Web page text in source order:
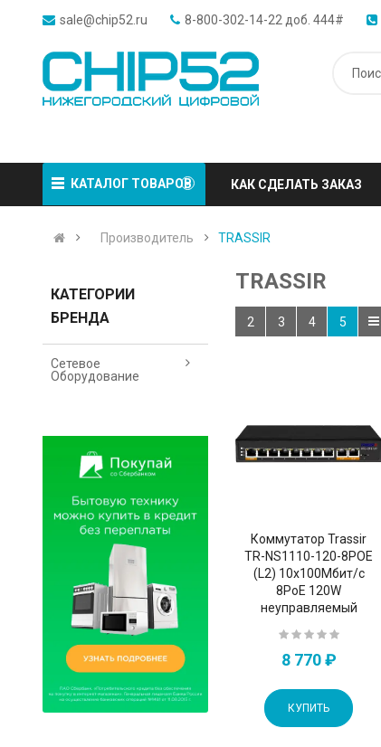
sale@chip52.ru 8-800-302-14-22 доб. 444#
КАТАЛОГ ТОВАРОВ КАК СДЕЛАТЬ ЗАКАЗ
Производитель TRASSIR
КАТЕГОРИИ
БРЕНДА
Сетевое
Оборудование
TRASSIR
2 3 4 5
Коммутатор Trassir
TR-NS1110-120-8POE
(L2) 10x100Мбит/с
8PoE 120W
неуправляемый
8 770 ₽
КУПИТЬ